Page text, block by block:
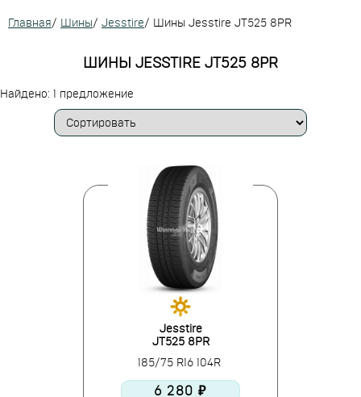
Главная/ Шины/ Jesstire/ Шины Jesstire JT525 8PR
ШИНЫ JESSTIRE JT525 8PR
Найдено: 1 предложение
Jesstire
JT525 8PR
185/75 R16 104R
6 280 ₽